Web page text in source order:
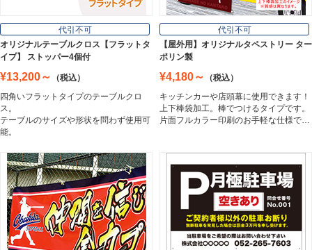
フロアサイン／路面表示
Floor / Road Surface Sign
アルミ複合板
Aluminum Composite Board
スチレンボード
Styrene Board
板材
Board
代引不可
オリジナルテーブルクロス【フラットタ
イプ】 ストッパー4個付
¥13,200～
（税込）
四角いフラットタイプのテーブルクロ
ス。
テーブルのサイズや形状を問わず使用可
能。
代引不可
【屋外用】オリジナルタペストリー ター
ポリン製
¥4,180～
（税込）
キッチンカーや店頭幕に使用できます！
上下棒袋加工。棒でつけるタイプです。
片面フルカラー印刷のお手軽な仕様で…